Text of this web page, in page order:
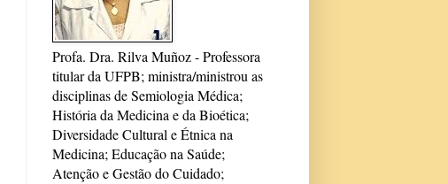
Profa. Dra. Rilva Muñoz - Professora
titular da UFPB; ministra/ministrou as
disciplinas de Semiologia Médica;
História da Medicina e da Bioética;
Diversidade Cultural e Étnica na
Medicina; Educação na Saúde;
Atenção e Gestão do Cuidado;